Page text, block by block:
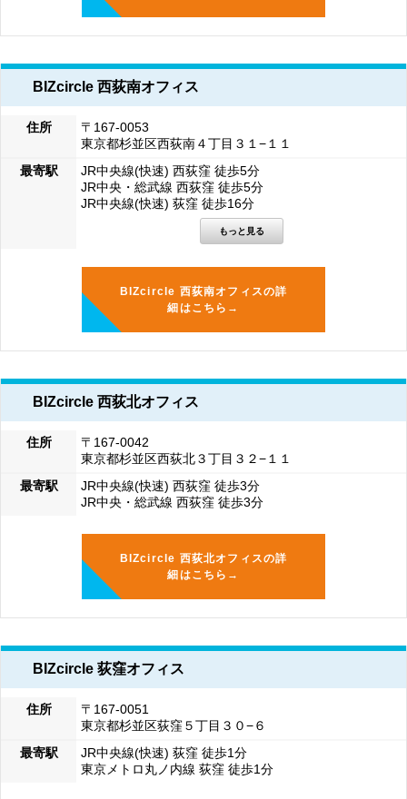
BIZcircle 西荻南オフィス
住所
〒167-0053
東京都杉並区西荻南４丁目３１−１１
最寄駅
JR中央線(快速) 西荻窪 徒歩5分
JR中央・総武線 西荻窪 徒歩5分
JR中央線(快速) 荻窪 徒歩16分
BIZcircle 西荻南オフィスの詳
細はこちら→
BIZcircle 西荻北オフィス
住所
〒167-0042
東京都杉並区西荻北３丁目３２−１１
最寄駅
JR中央線(快速) 西荻窪 徒歩3分
JR中央・総武線 西荻窪 徒歩3分
BIZcircle 西荻北オフィスの詳
細はこちら→
BIZcircle 荻窪オフィス
住所
〒167-0051
東京都杉並区荻窪５丁目３０−６
最寄駅
JR中央線(快速) 荻窪 徒歩1分
東京メトロ丸ノ内線 荻窪 徒歩1分